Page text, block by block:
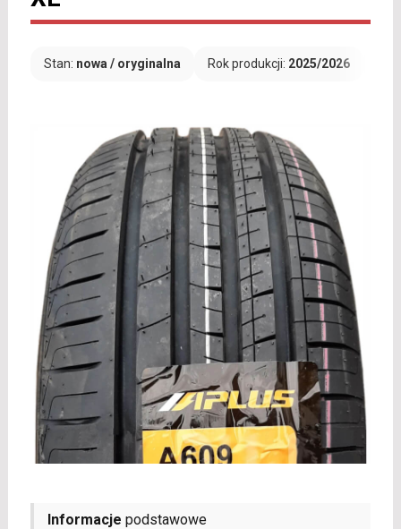
Stan: nowa / oryginalna Rok produkcji: 2025/2026
Informacje podstawowe